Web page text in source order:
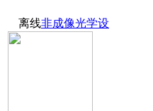
离线非成像光学设